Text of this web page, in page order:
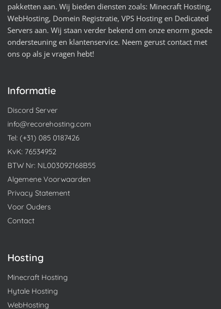
pakketten aan. Wij bieden diensten zoals: Minecraft Hosting,
WebHosting, Domein Registratie, VPS Hosting en Dedicated
Servers aan. Wij staan verder bekend om onze enorm goede
ondersteuning en klantenservice. Neem gerust contact met
ons op als je vragen hebt!
Informatie
Discord Server
info@recorehosting.com
Tel: (+31) 085 0187426
KvK: 76534952
BTW Nr: NL003092168B55
Algemene Voorwaarden
Privacy Statement
Voor Ouders
Contact
Hosting
Minecraft Hosting
Hytale Hosting
WebHosting